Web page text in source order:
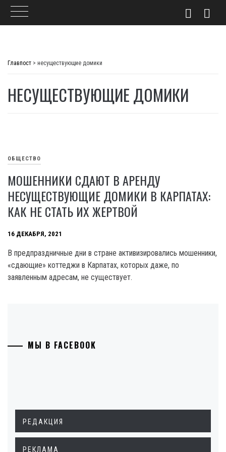
Главпост > несуществующие домики
НЕСУЩЕСТВУЮЩИЕ ДОМИКИ
ОБЩЕСТВО
МОШЕННИКИ СДАЮТ В АРЕНДУ
НЕСУЩЕСТВУЮЩИЕ ДОМИКИ В КАРПАТАХ:
КАК НЕ СТАТЬ ИХ ЖЕРТВОЙ
16 ДЕКАБРЯ, 2021
В предпраздничные дни в стране активизировались мошенники,
«сдающие» коттеджи в Карпатах, которых даже, по
заявленным адресам, не существует.
МЫ В FACEBOOK
РЕДАКЦИЯ
РЕКЛАМА